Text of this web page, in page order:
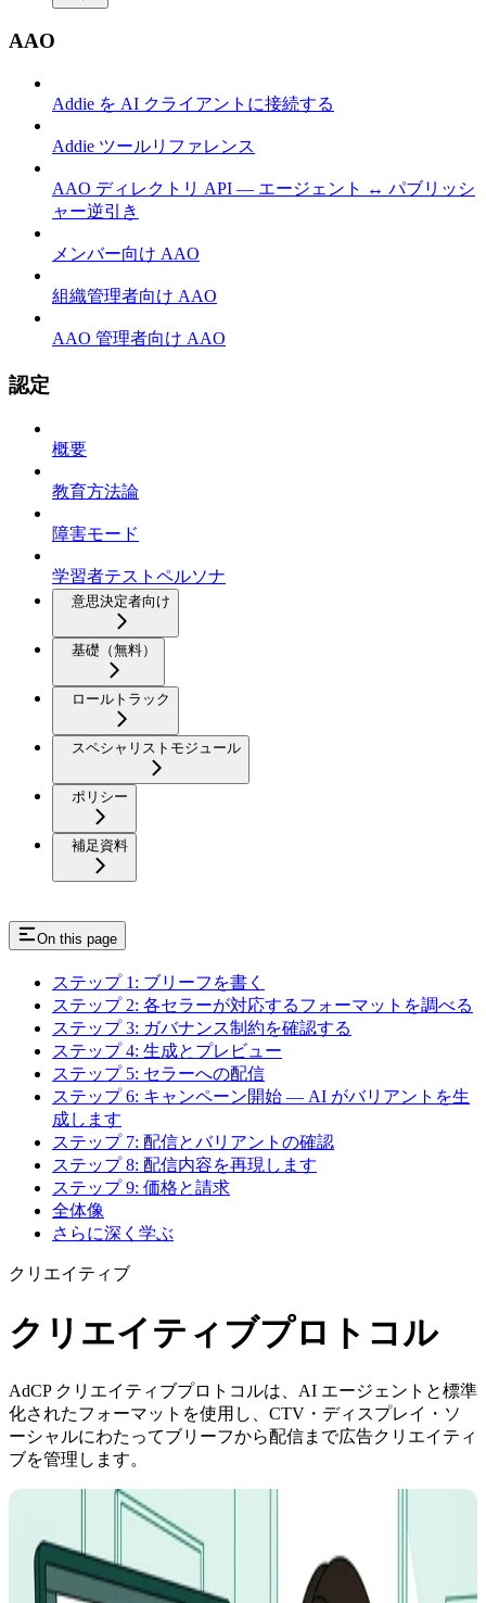
AAO
Addie を AI クライアントに接続する
Addie ツールリファレンス
AAO ディレクトリ API — エージェント ↔ パブリッシ
ャー逆引き
メンバー向け AAO
組織管理者向け AAO
AAO 管理者向け AAO
認定
概要
教育方法論
障害モード
学習者テストペルソナ
意思決定者向け
基礎（無料）
ロールトラック
スペシャリストモジュール
ポリシー
補足資料
On this page
ステップ 1: ブリーフを書く
ステップ 2: 各セラーが対応するフォーマットを調べる
ステップ 3: ガバナンス制約を確認する
ステップ 4: 生成とプレビュー
ステップ 5: セラーへの配信
ステップ 6: キャンペーン開始 — AI がバリアントを生
成します
ステップ 7: 配信とバリアントの確認
ステップ 8: 配信内容を再現します
ステップ 9: 価格と請求
全体像
さらに深く学ぶ
クリエイティブ
クリエイティブプロトコル
AdCP クリエイティブプロトコルは、AI エージェントと標準
化されたフォーマットを使用し、CTV・ディスプレイ・ソ
ーシャルにわたってブリーフから配信まで広告クリエイティ
ブを管理します。